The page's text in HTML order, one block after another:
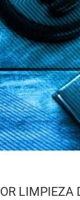
LIMPIEZA